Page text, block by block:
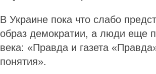
В Украине пока что слабо
образ демократии, а люди еще
века: «Правда и газета
понятия».